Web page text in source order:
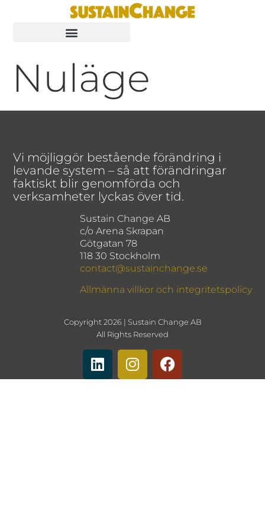
Nuläge
Vi möjliggör bestående förändring i
levande system – så att förändringar
faktiskt blir genomförda och
verksamheter lyckas över tid.
Sustain Change AB
c/o Arena Skrapan
Götgatan 78
118 30 Stockholm
contact@sustainchange.se
Allmänna villkor och integritetspolicy
Copyright 2026 | Sustain Change AB
All Rights Reserved